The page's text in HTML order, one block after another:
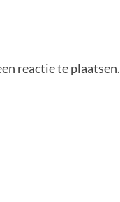
reactie te plaatsen.